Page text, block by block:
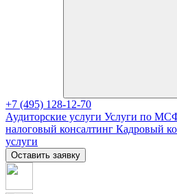
+7 (495) 128-12-70
Аудиторские услуги Услуги по
налоговый консалтинг Кадровый
услуги
Оставить заявку